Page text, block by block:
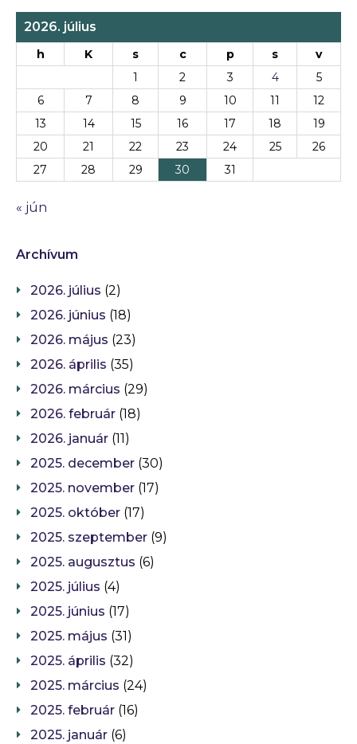
2026. július
h K s c p s
v
1
2 3 4
5
6
7 8 9 10 11
12
13
14 15 16 17 18
19
20
21 22 23 24 25
26
27
28 29 30 31
« jún
Archívum
2026. július (2)
2026. június (18)
2026. május (23)
2026. április (35)
2026. március (29)
2026. február (18)
2026. január (11)
2025. december (30)
2025. november (17)
2025. október (17)
2025. szeptember (9)
2025. augusztus (6)
2025. július (4)
2025. június (17)
2025. május (31)
2025. április (32)
2025. március (24)
2025. február (16)
2025. január (6)